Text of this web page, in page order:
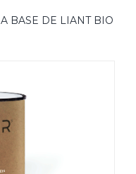
BASE DE LIANT BIO